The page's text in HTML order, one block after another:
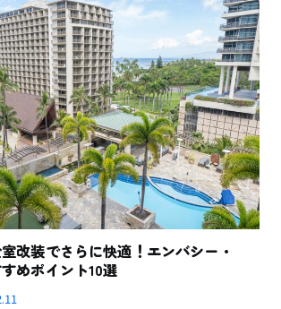
室改装でさらに快適！エンバシー・
めポイント10選